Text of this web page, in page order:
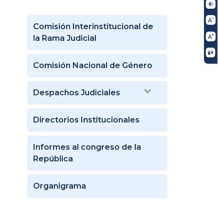
Comisión Interinstitucional de
la Rama Judicial
Comisión Nacional de Género
Despachos Judiciales
Directorios Institucionales
Informes al congreso de la
República
Organigrama